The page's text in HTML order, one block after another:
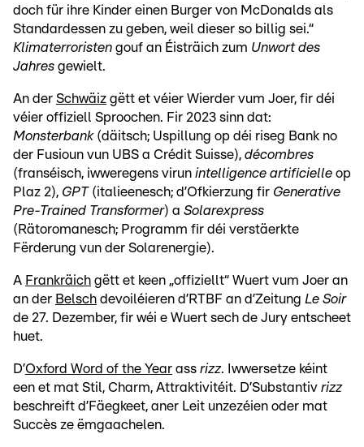
doch für ihre Kinder einen Burger von McDonalds als
Standardessen zu geben, weil dieser so billig sei.“
Klimaterroristen gouf an Éisträich zum Unwort des
Jahres gewielt.
An der Schwäiz gëtt et véier Wierder vum Joer, fir déi
véier offiziell Sproochen. Fir 2023 sinn dat:
Monsterbank(däitsch; Uspillung op déi riseg Bank no
der Fusioun vun UBS a Crédit Suisse), décombres
(franséisch, iwweregens virun intelligence artificielle op
Plaz 2), GPT(italieenesch; d’Ofkierzung fir Generative
Pre-Trained Transformer) a Solarexpress
(Rätoromanesch; Programm fir déi verstäerkte
Fërderung vun der Solarenergie).
A Frankräich gëtt et keen „offiziellt“ Wuert vum Joer an
an der Belsch devoiléieren d’RTBF an d’Zeitung Le Soir
de 27. Dezember, fir wéi e Wuert sech de Jury entscheet
huet.
D’Oxford Word of the Year ass rizz. Iwwersetze kéint
een et mat Stil, Charm, Attraktivitéit. D’Substantiv rizz
beschreift d’Fäegkeet, aner Leit unzezéien oder mat
Succès ze ëmgaachelen.